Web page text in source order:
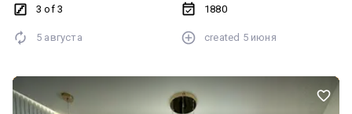
місто. Шикарна ексклюзивна парадна. Відмінний варіант як для
3 of 3
1880
5 августа created 5 июня